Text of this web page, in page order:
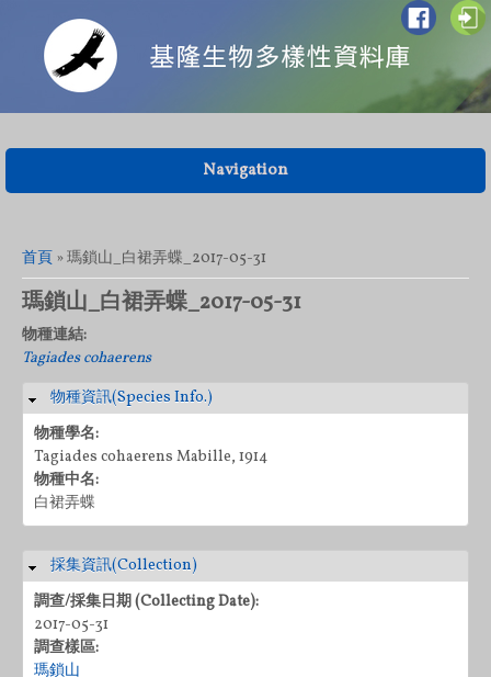
Navigation
您在這裡
首頁 » 瑪鎖山_白裙弄蝶_2017-05-31
瑪鎖山_白裙弄蝶_2017-05-31
物種連結:
Tagiades cohaerens
隱藏
物種資訊(Species Info.)
物種學名:
Tagiades cohaerens Mabille, 1914
物種中名:
白裙弄蝶
隱藏
採集資訊(Collection)
調查/採集日期 (Collecting Date):
2017-05-31
調查樣區:
瑪鎖山